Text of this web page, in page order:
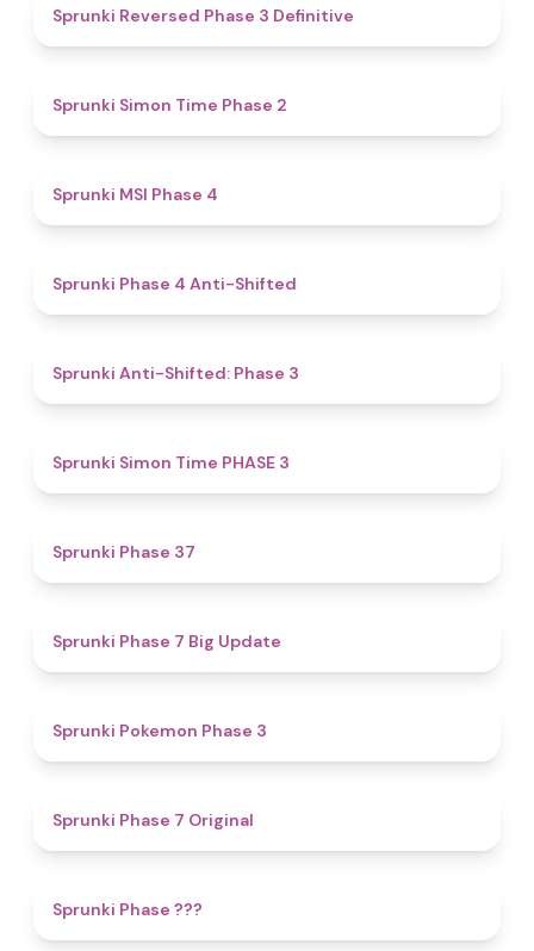
Sprunki Reversed Phase 3 Definitive
Sprunki Simon Time Phase 2
Sprunki MSI Phase 4
Sprunki Phase 4 Anti-Shifted
Sprunki Anti-Shifted: Phase 3
Sprunki Simon Time PHASE 3
Sprunki Phase 37
Sprunki Phase 7 Big Update
Sprunki Pokemon Phase 3
Sprunki Phase 7 Original
Sprunki Phase ???